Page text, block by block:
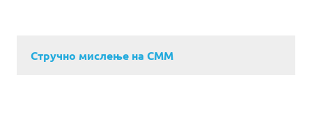
Стручно мислење на СММ